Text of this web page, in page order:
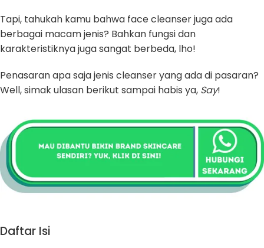
Tapi, tahukah kamu bahwa face cleanser juga ada
berbagai macam jenis? Bahkan fungsi dan
karakteristiknya juga sangat berbeda, lho!
Penasaran apa saja jenis cleanser yang ada di pasaran?
Well, simak ulasan berikut sampai habis ya, Say!
Daftar Isi